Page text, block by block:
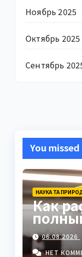
Ноябрь 2025
Октябрь 2025
Сентябрь
You missed
НАУКА ТА
Как
ореха
06.08.2026
НЕТ